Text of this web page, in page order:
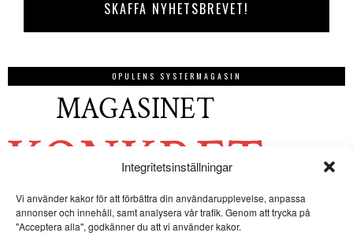
Integritetsinställningar
Vi använder kakor för att förbättra din användarupplevelse, anpassa
annonser och innehåll, samt analysera vår trafik. Genom att trycka på
"Acceptera alla", godkänner du att vi använder kakor.
OPULENS SYSTERMAGASIN